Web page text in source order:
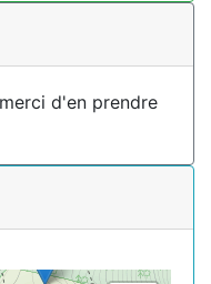
d'en prendre